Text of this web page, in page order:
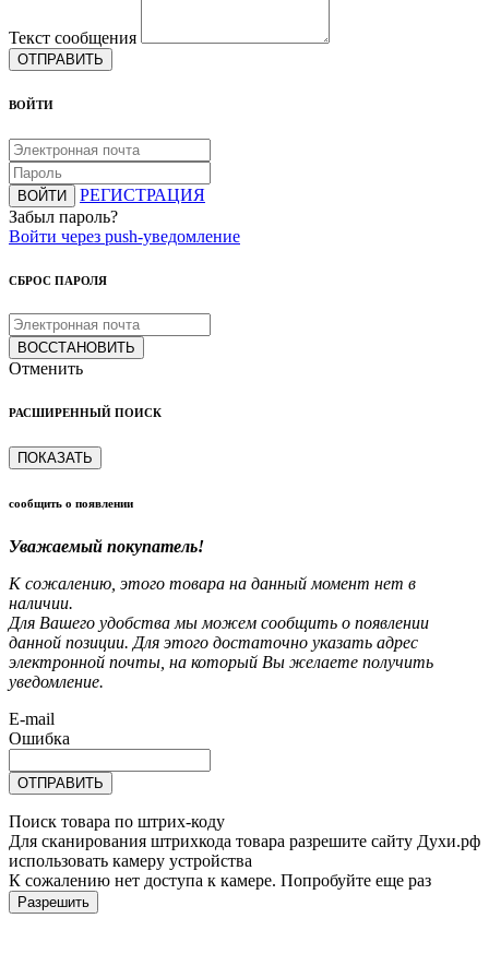
Текст сообщения
ОТПРАВИТЬ
ВОЙТИ
ВОЙТИ
РЕГИСТРАЦИЯ
Забыл пароль?
Войти через push-уведомление
СБРОС ПАРОЛЯ
ВОССТАНОВИТЬ
Отменить
РАСШИРЕННЫЙ ПОИСК
ПОКАЗАТЬ
сообщить о появлении
Уважаемый покупатель!
К сожалению, этого товара на данный момент нет в
наличии.
Для Вашего удобства мы можем сообщить о появлении
данной позиции. Для этого достаточно указать адрес
электронной почты, на который Вы желаете получить
уведомление.
E-mail
Ошибка
ОТПРАВИТЬ
Поиск товара по штрих-коду
Для сканирования штрихкода товара разрешите сайту Духи.рф
использовать камеру устройства
К сожалению нет доступа к камере. Попробуйте еще раз
Разрешить